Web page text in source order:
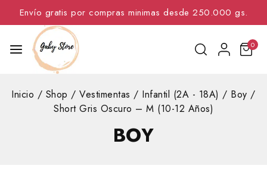
Envío gratis por compras minimas desde 250.000 gs.
0
Inicio / Shop / Vestimentas / Infantil (2A - 18A) / Boy /
Short Gris Oscuro – M (10-12 Años)
BOY